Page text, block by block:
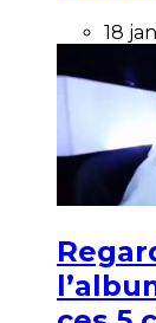
18